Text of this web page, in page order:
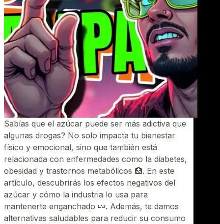
Sabías que el azúcar puede ser más adictiva que
algunas drogas? No solo impacta tu bienestar
físico y emocional, sino que también está
relacionada con enfermedades como la diabetes,
obesidad y trastornos metabólicos 🏥. En este
artículo, descubrirás los efectos negativos del
azúcar y cómo la industria lo usa para
mantenerte enganchado 🍬. Además, te damos
alternativas saludables para reducir su consumo